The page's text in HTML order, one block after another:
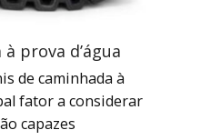
prova d’água
de caminhada à
fator a considerar
capazes